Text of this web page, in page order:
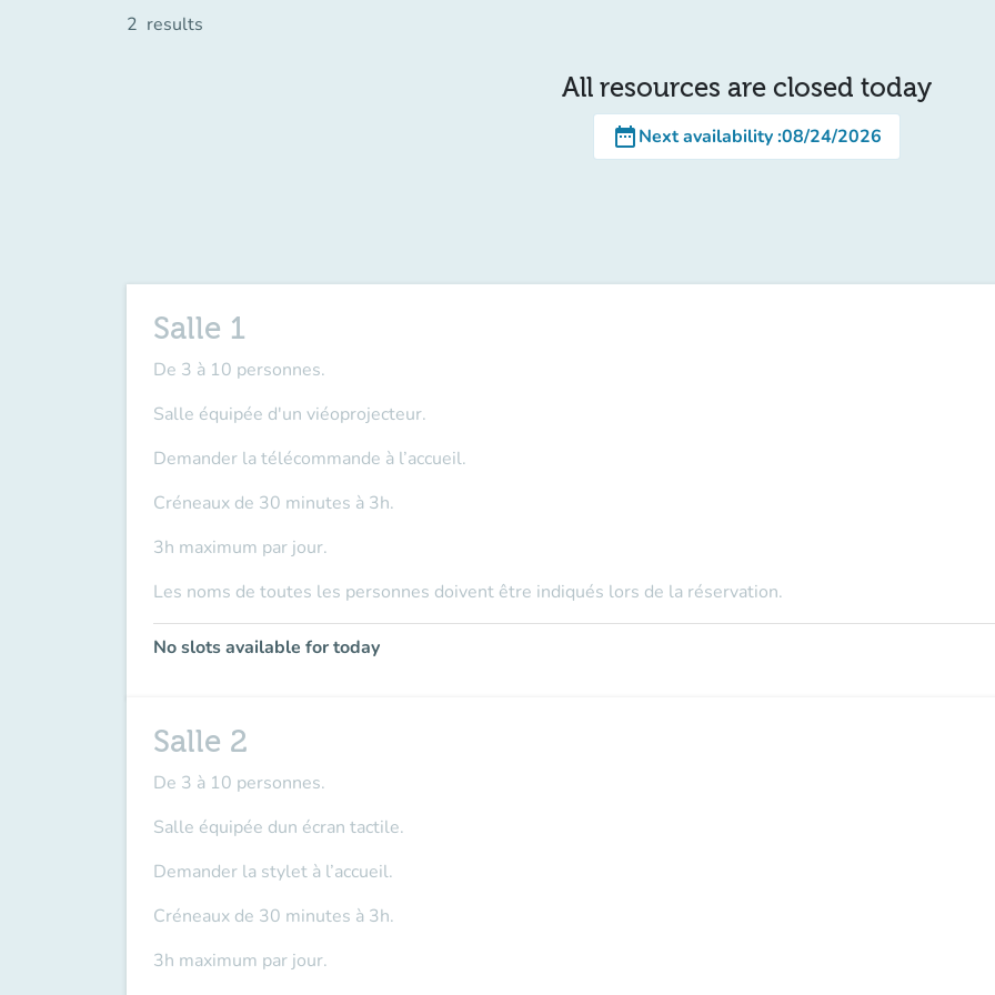
2 results
All resources are closed today
date_rangeNext availability:08/24/2026
Salle 1
De 3 à 10 personnes.
Salle équipée d'un viéoprojecteur.
Demander la télécommande à l’accueil.
Créneaux de 30 minutes à 3h.
3h maximum par jour.
Les noms de toutes les personnes doivent être indiqués lors de la réservation.
No slots available for today
Salle 2
De 3 à 10 personnes.
Salle équipée dun écran tactile.
Demander la stylet à l’accueil.
Créneaux de 30 minutes à 3h.
3h maximum par jour.